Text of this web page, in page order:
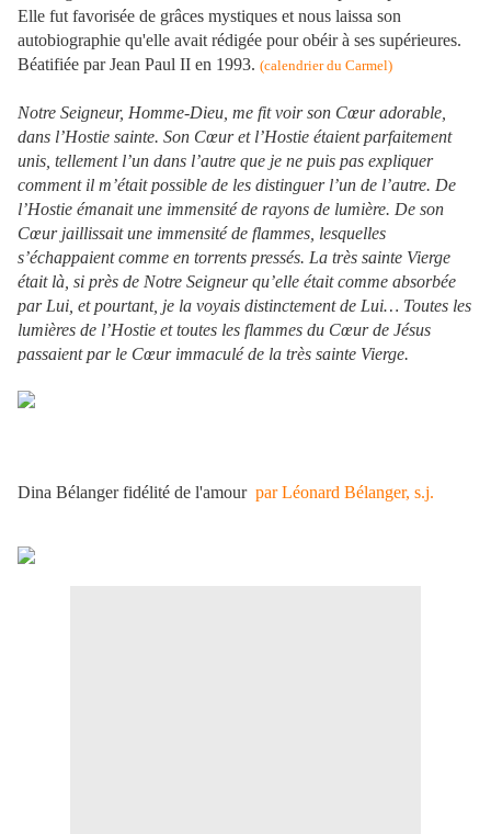
Elle fut favorisée de grâces mystiques et nous laissa son
autobiographie qu'elle avait rédigée pour obéir à ses supérieures.
Béatifiée par Jean Paul II en 1993. (calendrier du Carmel)
Notre Seigneur, Homme-Dieu, me fit voir son Cœur adorable,
dans l’Hostie sainte. Son Cœur et l’Hostie étaient parfaitement
unis, tellement l’un dans l’autre que je ne puis pas expliquer
comment il m’était possible de les distinguer l’un de l’autre. De
l’Hostie émanait une immensité de rayons de lumière. De son
Cœur jaillissait une immensité de flammes, lesquelles
s’échappaient comme en torrents pressés. La très sainte Vierge
était là, si près de Notre Seigneur qu’elle était comme absorbée
par Lui, et pourtant, je la voyais distinctement de Lui… Toutes les
lumières de l’Hostie et toutes les flammes du Cœur de Jésus
passaient par le Cœur immaculé de la très sainte Vierge.
Dina Bélanger fidélité de l'amour par Léonard Bélanger, s.j.